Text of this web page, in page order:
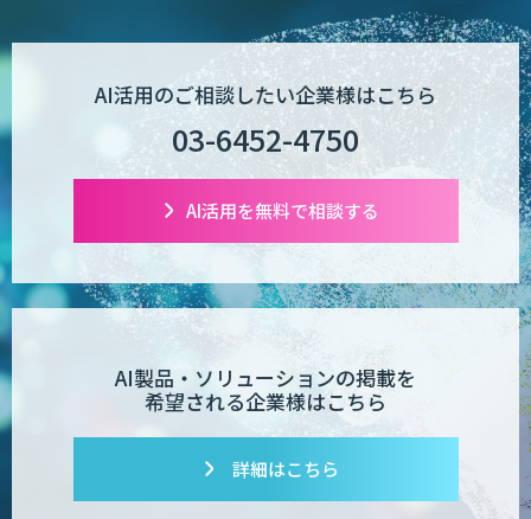
AI活用のご相談したい企業様はこちら
03-6452-4750
AI活用を無料で相談する
AI製品・ソリューションの掲載を
希望される企業様はこちら
詳細はこちら